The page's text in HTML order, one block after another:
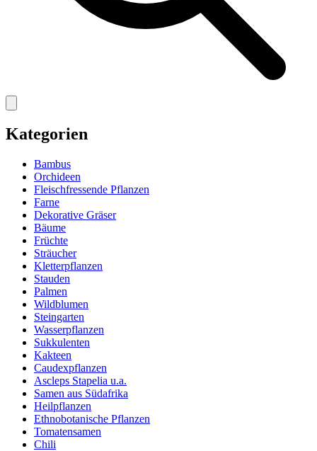
Kategorien
Bambus
Orchideen
Fleischfressende Pflanzen
Farne
Dekorative Gräser
Bäume
Früchte
Sträucher
Kletterpflanzen
Stauden
Palmen
Wildblumen
Steingarten
Wasserpflanzen
Sukkulenten
Kakteen
Caudexpflanzen
Ascleps Stapelia u.a.
Samen aus Südafrika
Heilpflanzen
Ethnobotanische Pflanzen
Tomatensamen
Chili